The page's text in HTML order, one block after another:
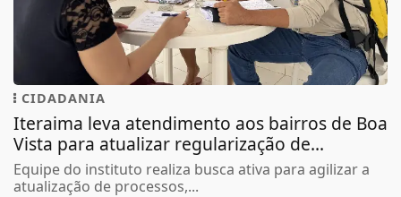
CIDADANIA
Iteraima leva atendimento aos bairros de Boa
Vista para atualizar regularização de...
Equipe do instituto realiza busca ativa para agilizar a
atualização de processos,...